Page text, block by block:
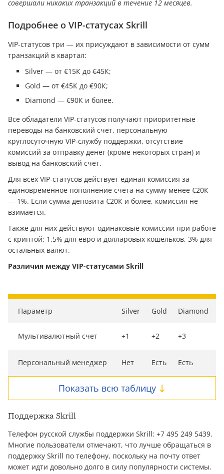
совершали никаких транзакций в течение 12 месяцев.
Подробнее о VIP-статусах Skrill
VIP-статусов три — их присуждают в зависимости от сумм
транзакций в квартал:
Silver — от €15К до €45К;
Gold — от €45К до €90К;
Diamond — €90К и более.
Все обладатели VIP-статусов получают приоритетные
переводы на банковский счет, персональную
круглосуточную VIP-службу поддержки, отсутствие
комиссий за отправку денег (кроме некоторых стран) и
вывод на банковский счет.
Для всех VIP-статусов действует единая комиссия за
единовременное пополнение счета на сумму менее €20К
— 1%. Если сумма депозита €20К и более, комиссия не
взимается.
Также для них действуют одинаковые комиссии при работе
с криптой: 1.5% для евро и долларовых кошельков, 3% для
остальных валют.
Различия между VIP-статусами Skrill
Параметр Silver Gold Diamond
Мультивалютный счет +1 +2 +3
Персональный менеджер Нет Есть Есть
Показать всю таблицу
Поддержка Skrill
Телефон русской службы поддержки Skrill: +7 495 249 5439.
Многие пользователи отмечают, что лучше обращаться в
поддержку Skrill по телефону, поскольку на почту ответ
может идти довольно долго в силу популярности системы.